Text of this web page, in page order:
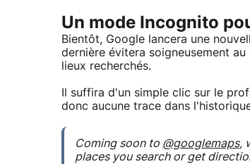
Un mode Incognito
Bientôt, Google lancera une
dernière évitera soigneusement
lieux recherchés.
Il suffira d'un simple clic sur le
donc aucune trace dans
Coming soon to @googlemaps,
places you search or get